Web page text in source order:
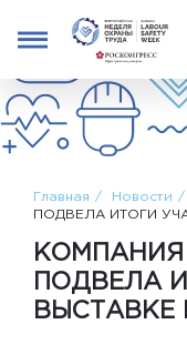
Главная Новости
ПОДВЕЛА ИТОГИ
КОМПАНИЯ
ПОДВЕЛА
ВЫСТАВКЕ